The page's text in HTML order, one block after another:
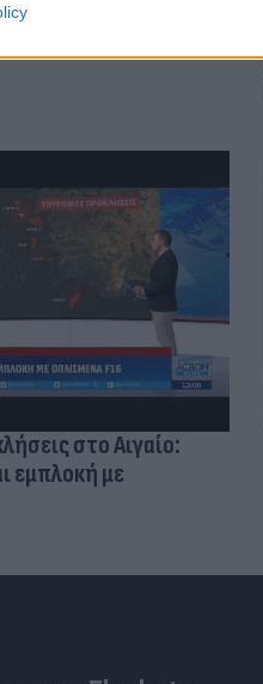
στο Αιγαίο:
εμπλοκή με